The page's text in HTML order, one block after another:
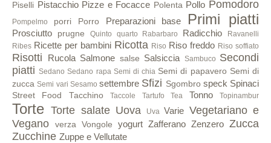
Piselli Pistacchio Pizze e Focacce Polenta Pollo Pomodoro
Pompelmo porri Porro Preparazioni base Primi piatti
Prosciutto prugne Quinto quarto Rabarbaro Radicchio
Ravanelli
Ribes Ricette per bambini Ricotta Riso Riso freddo Riso soffiato
Risotti Rucola Salmone salse Salsiccia Sambuco Secondi
piatti Sedano Sedano rapa Semi di chia Semi di papavero Semi di
zucca Semi vari Sesamo settembre Sfizi Sgombro speck Spinaci
Street Food Tacchino Taccole Tartufo Tea Tonno Topinambur
Torte Torte salate Uova Uva Varie Vegetariano e
Vegano
verza Vongole yogurt Zafferano Zenzero Zucca
Zucchine Zuppe e Vellutate